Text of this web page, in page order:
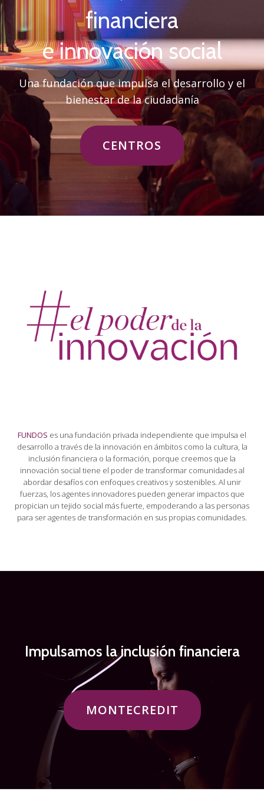
financiera
e innovación social
Una fundación que impulsa el desarrollo y el
bienestar de la ciudadanía
ETIQUETA
DEL
BOTÓN
DE
LA
CENTROS
FUNDOS es una fundación privada independiente que impulsa el
desarrollo a través de la innovación en ámbitos como la cultura, la
inclusión financiera o la formación, porque creemos que la
innovación social tiene el poder de transformar comunidades al
abordar desafíos con enfoques creativos y sostenibles. Al unir
fuerzas, los agentes innovadores pueden generar impactos que
propician un tejido social más fuerte, empoderando a las personas
para ser agentes de transformación en sus propias comunidades.
Impulsamos la inclusión financiera
ETIQUETA
DEL
MONTECREDIT